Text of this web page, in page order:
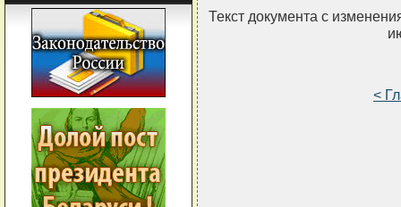
Текст документа с
<